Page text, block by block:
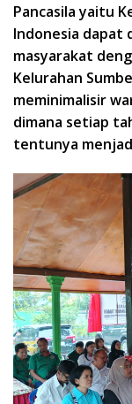
Pancasila yaitu
Indonesia dapat
masyarakat
Kelurahan
meminimalisir
dimana setiap
tentunya